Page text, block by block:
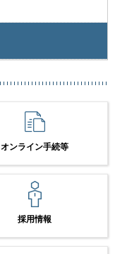
オンライン手続等
採用情報